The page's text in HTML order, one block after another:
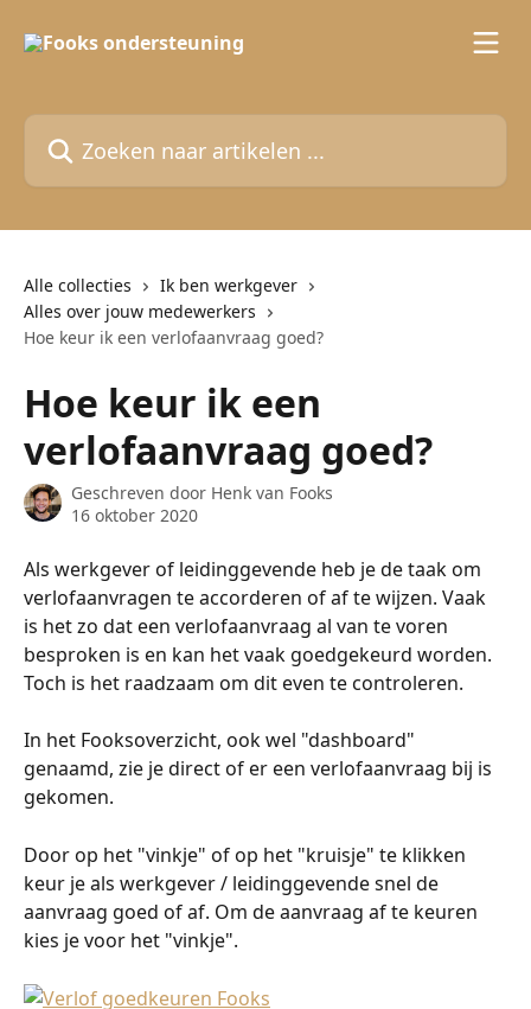
Zoeken naar artikelen ...
Alle collecties
Ik ben werkgever
Alles over jouw medewerkers
Hoe keur ik een verlofaanvraag goed?
Hoe keur ik een
verlofaanvraag goed?
Geschreven door Henk van Fooks
16 oktober 2020
Als werkgever of leidinggevende heb je de taak om
verlofaanvragen te accorderen of af te wijzen. Vaak
is het zo dat een verlofaanvraag al van te voren
besproken is en kan het vaak goedgekeurd worden.
Toch is het raadzaam om dit even te controleren.
In het Fooksoverzicht, ook wel "dashboard"
genaamd, zie je direct of er een verlofaanvraag bij is
gekomen.
Door op het "vinkje" of op het "kruisje" te klikken
keur je als werkgever / leidinggevende snel de
aanvraag goed of af. Om de aanvraag af te keuren
kies je voor het "vinkje".